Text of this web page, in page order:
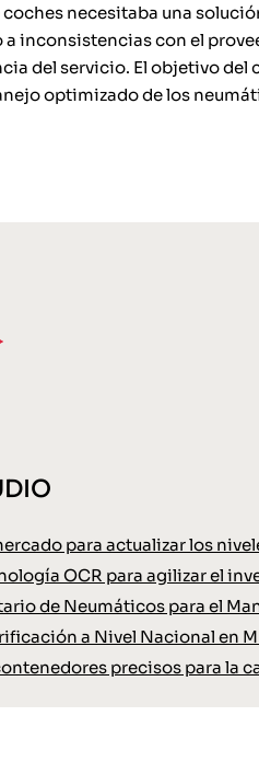
coches necesitaba una
inconsistencias con el
del servicio. El objetivo
optimizado de los
para actualizar los
OCR para agilizar el
de Neumáticos para el
a Nivel Nacional en
precisos para la